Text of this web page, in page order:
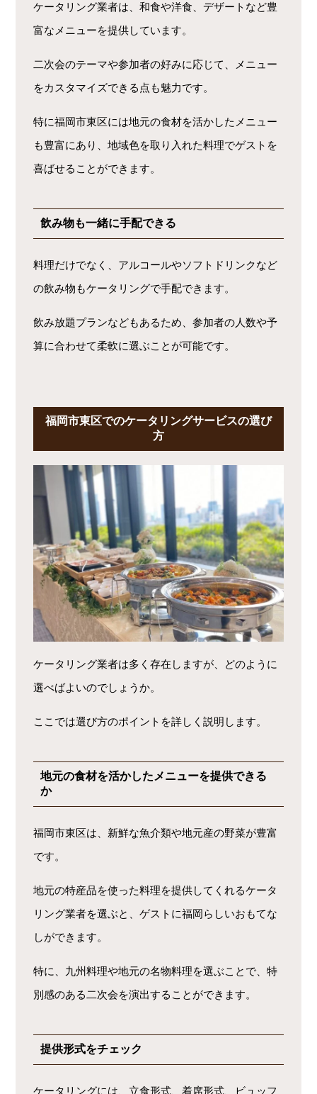
ケータリング業者は、和食や洋食、デザートなど豊
富なメニューを提供しています。
二次会のテーマや参加者の好みに応じて、メニュー
をカスタマイズできる点も魅力です。
特に福岡市東区には地元の食材を活かしたメニュー
も豊富にあり、地域色を取り入れた料理でゲストを
喜ばせることができます。
飲み物も一緒に手配できる
料理だけでなく、アルコールやソフトドリンクなど
の飲み物もケータリングで手配できます。
飲み放題プランなどもあるため、参加者の人数や予
算に合わせて柔軟に選ぶことが可能です。
福岡市東区でのケータリングサービスの選び
方
ケータリング業者は多く存在しますが、どのように
選べばよいのでしょうか。
ここでは選び方のポイントを詳しく説明します。
地元の食材を活かしたメニューを提供できる
か
福岡市東区は、新鮮な魚介類や地元産の野菜が豊富
です。
地元の特産品を使った料理を提供してくれるケータ
リング業者を選ぶと、ゲストに福岡らしいおもてな
しができます。
特に、九州料理や地元の名物料理を選ぶことで、特
別感のある二次会を演出することができます。
提供形式をチェック
ケータリングには、立食形式、着席形式、ビュッフ